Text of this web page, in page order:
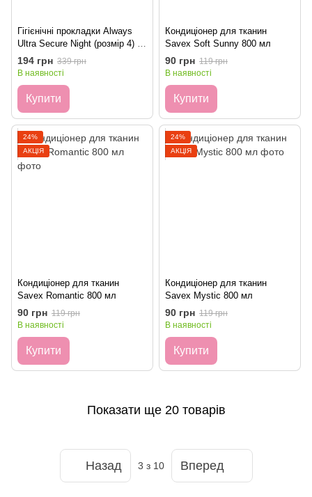
Гігієнічні прокладки Always
Ultra Secure Night (розмір 4) 36
шт
194 грн 339 грн
В наявності
Купити
Кондиціонер для тканин
Savex Soft Sunny 800 мл
90 грн 119 грн
В наявності
Купити
24%
АКЦІЯ
Кондиціонер для тканин
Savex Romantic 800 мл
90 грн 119 грн
В наявності
Купити
24%
АКЦІЯ
Кондиціонер для тканин
Savex Mystic 800 мл
90 грн 119 грн
В наявності
Купити
Показати ще 20 товарів
Назад 3 з 10 Вперед